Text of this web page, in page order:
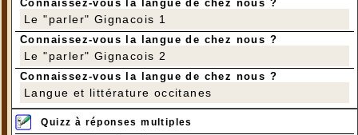
Connaissez-vous la langue de chez nous ?
Le "parler" Gignacois 1
Connaissez-vous la langue de chez nous ?
Le "parler" Gignacois 2
Connaissez-vous la langue de chez nous ?
Langue et littérature occitanes
Quizz à réponses multiples